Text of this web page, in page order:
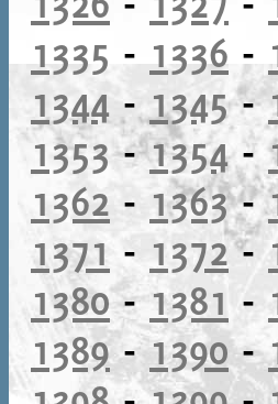
1335 - 1336 -
1344 - 1345-
1353-1354-
1362 - 1363-
1371 - 1372-
1380-1381 -
1389-1390-